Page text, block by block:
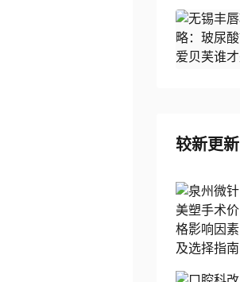
较新更新